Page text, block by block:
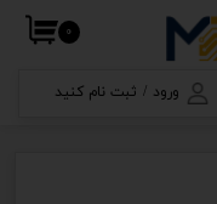
ورود / ثبت نام کنید
۰